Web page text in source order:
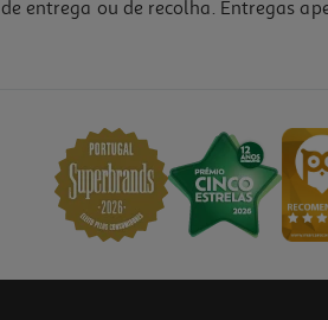
entrega ou de recolha. Entregas